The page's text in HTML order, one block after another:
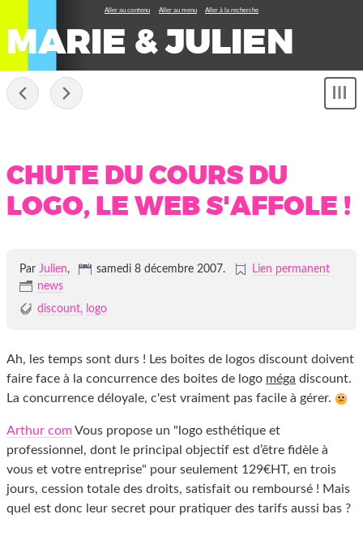
Aller au contenu Aller au menu Aller à la recherche
MARIE & JULIEN
CHUTE DU COURS DU
LOGO, LE WEB S'AFFOLE !
Par Julien, samedi 8 décembre 2007.
Lien permanent
news
discount
logo
Ah, les temps sont durs ! Les boites de logos discount doivent
faire face à la concurrence des boites de logo méga discount.
La concurrence déloyale, c'est vraiment pas facile à gérer.
Arthur comVous propose un "logo esthétique et
professionnel, dont le principal objectif est d’être fidèle à
vous et votre entreprise" pour seulement 129€HT, en trois
jours, cession totale des droits, satisfait ou remboursé ! Mais
quel est donc leur secret pour pratiquer des tarifs aussi bas ?